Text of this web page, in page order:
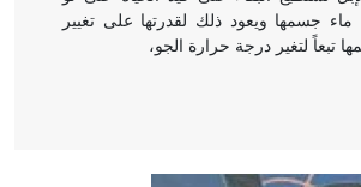
من ماء جسمها ويعود ذلك لقدرتها على تغيير
تبعاً لتغير درجة حرارة الجو،
كتب في الطب أربعة مؤلفات هي: